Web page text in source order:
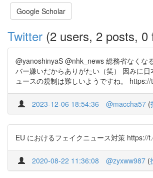
Google Scholar
Twitter (2 users, 2 posts, 0
@yanoshinyaS @nhk_news 総務省なくな
バー嫌いだからありがたい（笑） 因みに
ュースの規制は難しいようですね。
2023-12-06 18:54:36 @maccha57 (
EU におけるフェイクニュース対策 https://
2020-08-22 11:36:08 @zyxww987 (